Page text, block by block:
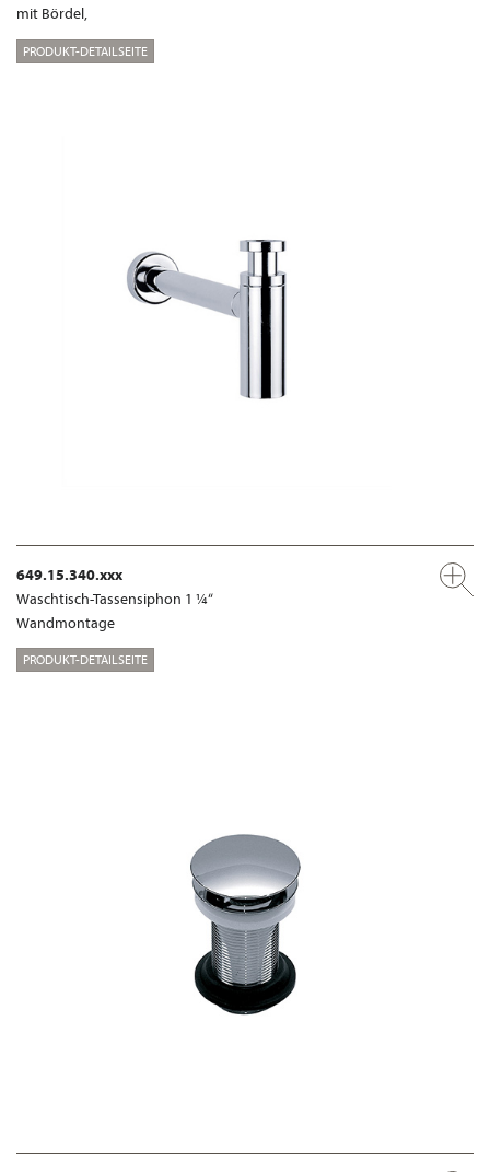
mit Bördel,
PRODUKT-DETAILSEITE
649.15.340.xxx
Waschtisch-Tassensiphon 1 ¼“
Wandmontage
PRODUKT-DETAILSEITE